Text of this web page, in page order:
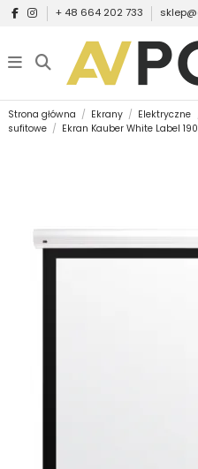
+ 48 664 202 733
Strona główna Ekrany Elektryczne
sufitowe
Ekran Kauber White Label